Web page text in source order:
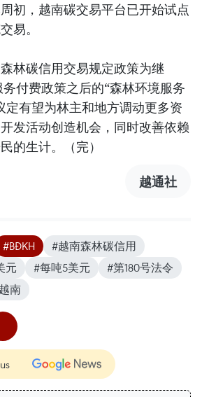
初，越南碳交易平台已开始试点
易。
林碳信用交易规定政策为继
付费政策之后的“森林环境服务
定有望为林主和地方调动更多资
发活动创造机会，同时改善依赖
的生计。（完）
越通社
#BĐKH
#越南森林碳信用
元
#每吨5美元
#第180号法令
越南